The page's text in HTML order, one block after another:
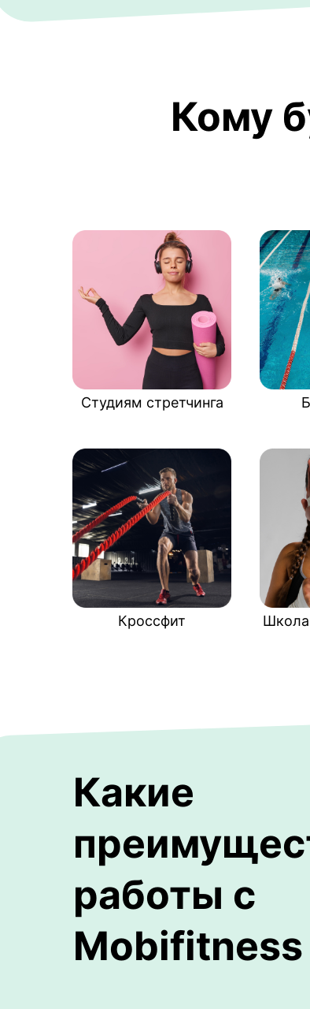
Кому
Кроссфит
Студиям стретчинга
Какие
работы с
Mobifitness